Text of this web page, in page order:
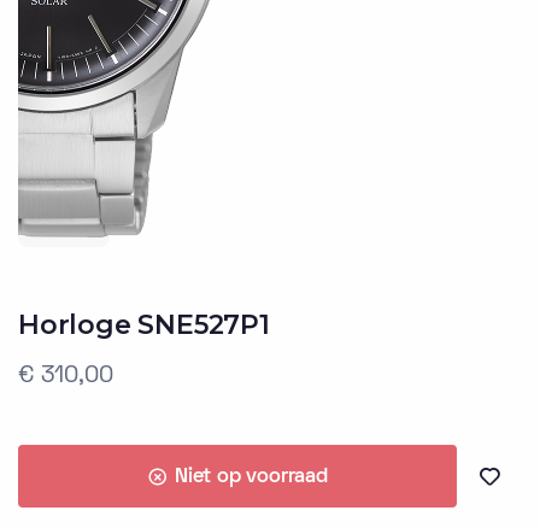
Horloge SNE527P1
€ 310,00
Niet op voorraad